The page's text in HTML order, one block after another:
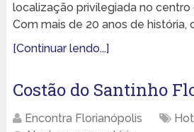
localização privilegiada no centro
Com mais de 20 anos de história,
[Continuar lendo...]
Costão do Santinho
Encontra Florianópolis